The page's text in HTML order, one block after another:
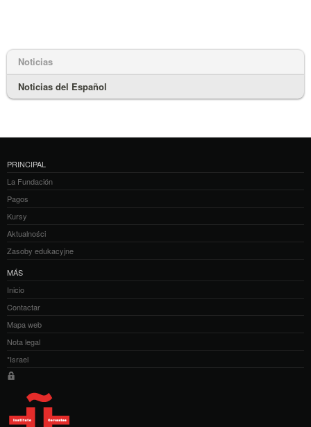
Noticias
Noticias del Español
PRINCIPAL
La Fundación
Pagos
Kursy
Aktualności
Zasoby edukacyjne
MÁS
Inicio
Contactar
Mapa web
Nota legal
*Israel